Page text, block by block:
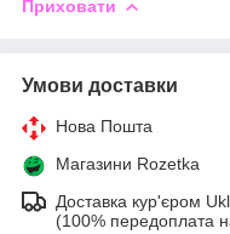
Приховати
Умови доставки
Нова Пошта
Магазини Rozetka
Доставка кур'єром
(100% передоплата